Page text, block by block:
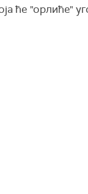
ће "орлиће"